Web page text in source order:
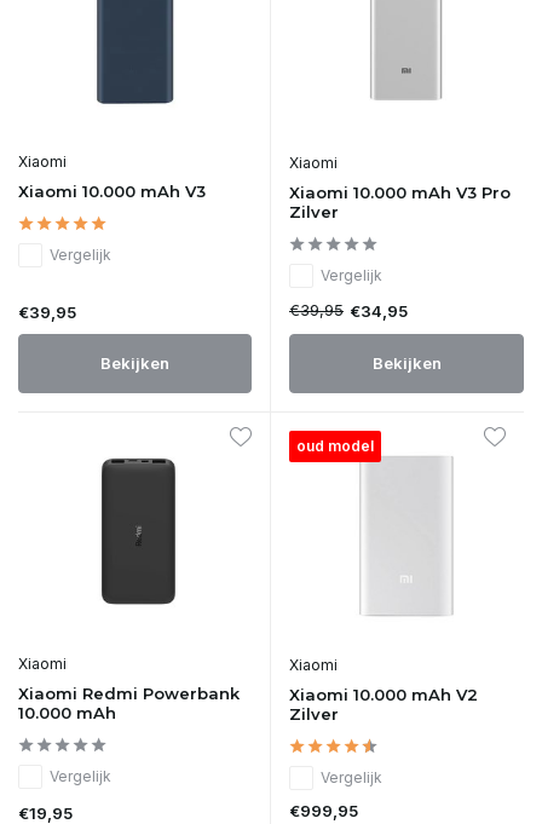
Xiaomi
Xiaomi 10.000 mAh V3
Vergelijk
€39,95
Bekijken
Xiaomi
Xiaomi 10.000 mAh V3 Pro
Zilver
Vergelijk
€39,95 €34,95
Bekijken
Xiaomi
Xiaomi Redmi Powerbank
10.000 mAh
Vergelijk
€19,95
oud model
Xiaomi
Xiaomi 10.000 mAh V2
Zilver
Vergelijk
€999,95